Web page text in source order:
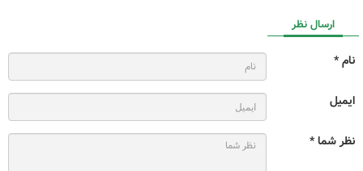
ارسال نظر
نام *
ایمیل
نظر شما *